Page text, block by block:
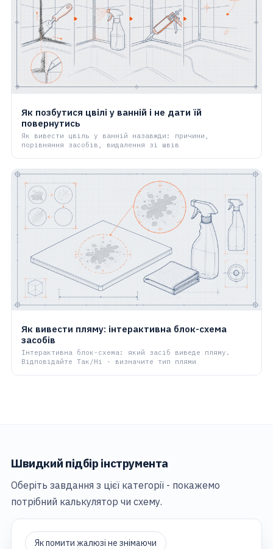
Як позбутися цвілі у ванній і не дати їй
повернутись
Як вивести цвіль у ванній назавжди: причини,
порівняння засобів, видалення зі швів
Як вивести пляму: інтерактивна блок-схема
засобів
Інтерактивна блок-схема: який засіб виведе пляму.
Відповідайте Так/Ні - визначите тип плями
Швидкий підбір інструмента
Оберіть завдання з цієї категорії - покажемо
потрібний калькулятор чи схему.
Як помити жалюзі не знімаючи